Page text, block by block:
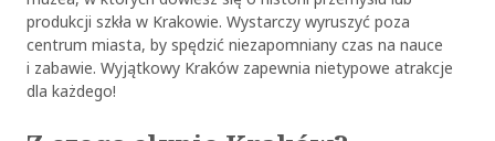
produkcji szkła w Krakowie. Wystarczy wyruszyć poza
centrum miasta, by spędzić niezapomniany czas na nauce
i zabawie. Wyjątkowy Kraków zapewnia nietypowe atrakcje
dla każdego!